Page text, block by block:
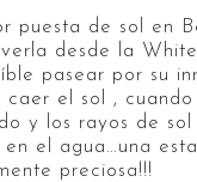
puesta de sol en
desde la
pasear por su
caer el sol ,
y los rayos de sol
el agua…una
preciosa!!!